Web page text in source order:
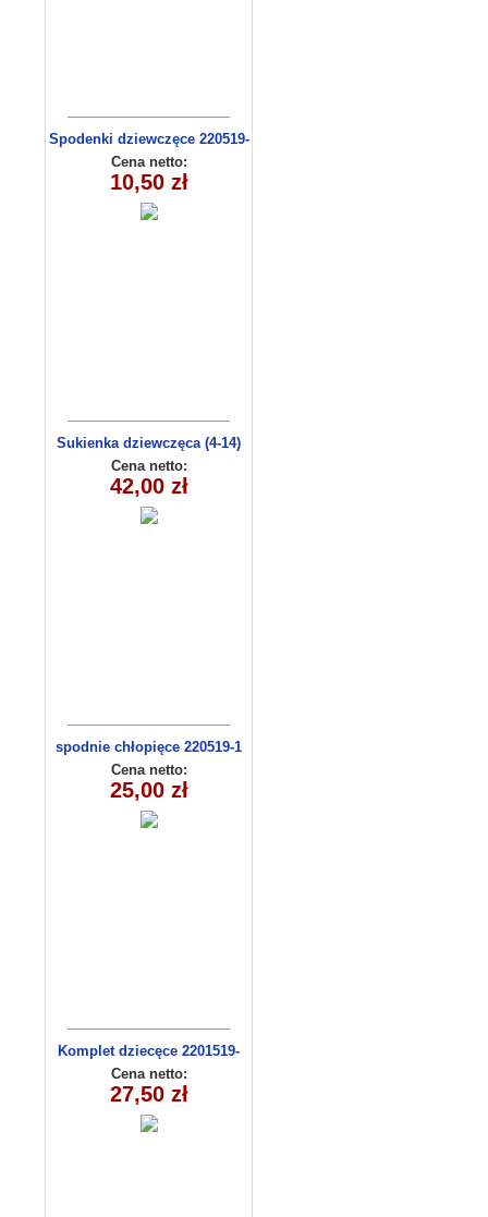
Spodenki dziewczęce 220519-
4 (13-16)
Cena netto:
10,50 zł
Sukienka dziewczęca (4-14)
C3009
Cena netto:
42,00 zł
spodnie chłopięce 220519-1
(1-6) 5szt
Cena netto:
25,00 zł
Komplet dziecęce 2201519-
13(92-110m) 4szt
Cena netto:
27,50 zł